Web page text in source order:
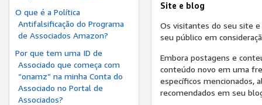
O que é a Política
Antifalsificação do Programa
de Associados Amazon?
Por que tem uma ID de
Associado que começa com
“onamz” na minha Conta do
Associado no Portal de
Associados?
Site e blog
Os visitantes do seu site
seu público em
Embora postagens e
conteúdo novo em uma
específicos mencionados,
recomendados em seu